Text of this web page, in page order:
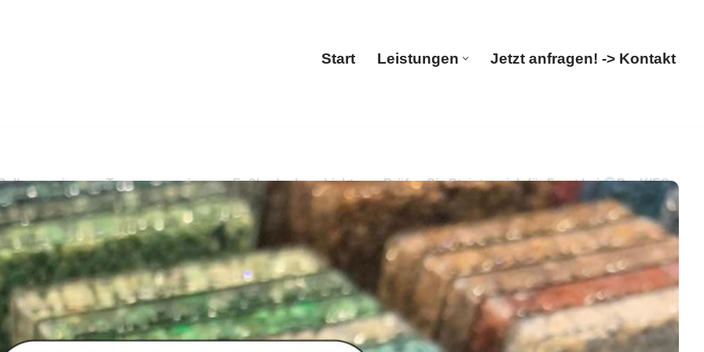
Start Leistungen Jetzt anfragen! -> Kontakt
Terrassensanierung, Fußbodenbeschichtung. Prüfen Sie Steinteppich für Forst bei
PayKIES
Fußbodenbeschichtung verfügbar. Bestellen Sie ✓Terrassensanierung, ✓Balkonsanierung,
für Forst bei PayKIES. Ihr Boden-Verleger. Maßgeschneiderte Lösungen für Sie ✉.